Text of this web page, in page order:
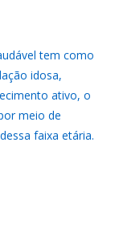
tem como
idosa,
ativo, o
meio de
faixa etária.